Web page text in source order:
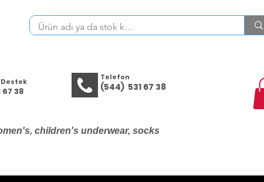
38
Telefon
(544) 531 67 38
children's underwear, socks